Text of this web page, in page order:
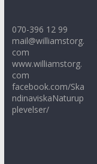
070-396 12 99
mail@williamstorg.
com
www.williamstorg.
com
facebook.com/Ska
ndinaviskaNaturup
plevelser/